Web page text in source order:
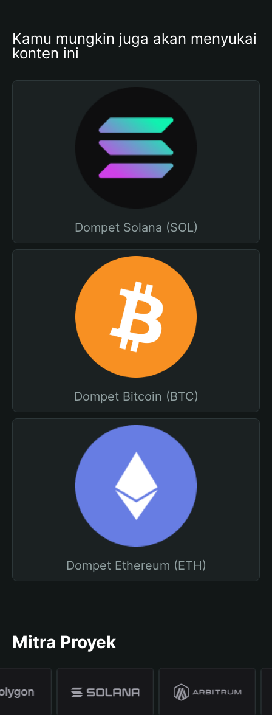
Kamu mungkin juga akan menyukai
konten ini
Dompet Solana (SOL)
Dompet Bitcoin (BTC)
Dompet Ethereum (ETH)
Mitra Proyek